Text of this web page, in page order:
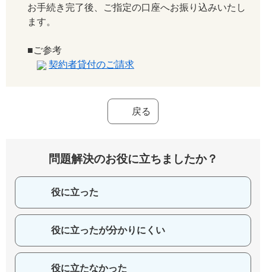
お手続き完了後、ご指定の口座へお振り込みいたし
ます。
■ご参考
契約者貸付のご請求
戻る
問題解決のお役に立ちましたか？
役に立った
役に立ったが分かりにくい
役に立たなかった